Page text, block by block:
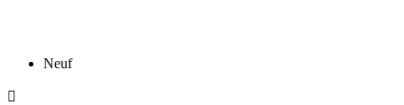
Neuf
